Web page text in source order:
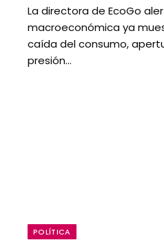
La directora de EcoGo
macroeconómica ya
caída del consumo,
presión…
POLÍTICA